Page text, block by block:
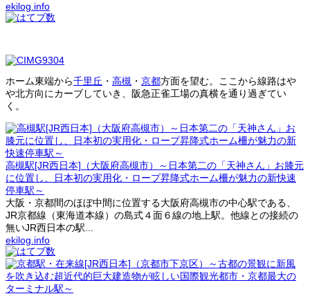
ekilog.info
ホーム東端から千里丘 ・ 高槻 ・ 京都方面を望む。ここから線路はや
や北方向にカーブしていき、阪急正雀工場の真横を通り過ぎてい
く。
高槻駅[JR西日本]（大阪府高槻市）～日本第二の「天神さん」お膝元
に位置し、日本初の実用化・ロープ昇降式ホーム柵が魅力の新快速
停車駅～
大阪・京都間のほぼ中間に位置する大阪府高槻市の中心駅である、
JR京都線（東海道本線）の島式４面６線の地上駅。他線との接続の
無いJR西日本の駅...
ekilog.info